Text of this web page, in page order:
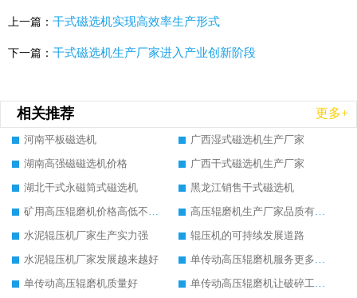
上一篇： 干式磁选机实现高效率生产形式
下一篇： 干式磁选机生产厂家进入产业创新阶段
相关推荐 更多+
河南平板磁选机
广西湿式磁选机生产厂家
湖南高强磁磁选机价格
广西干式磁选机生产厂家
湖北干式永磁筒式磁选机
黑龙江销售干式磁选机
矿用高压辊磨机价格高低不同的原因
高压辊磨机生产厂家品质有保证
水泥辊压机厂家生产实力强
辊压机的可持续发展道路
水泥辊压机厂家发展越来越好
单传动高压辊磨机服务更多大众客户
单传动高压辊磨机质量好
单传动高压辊磨机让破碎工作如此简单